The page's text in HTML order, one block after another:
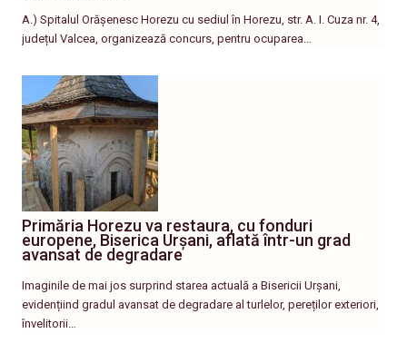
A.) Spitalul Orășenesc Horezu cu sediul în Horezu, str. A. I. Cuza nr. 4,
județul Valcea, organizează concurs, pentru ocuparea…
Primăria Horezu va restaura, cu fonduri
europene, Biserica Urșani, aflată într-un grad
avansat de degradare
Imaginile de mai jos surprind starea actuală a Bisericii Urșani,
evidențiind gradul avansat de degradare al turlelor, pereților exteriori,
învelitorii…